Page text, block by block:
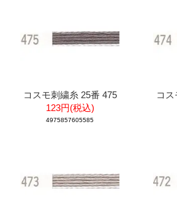
コスモ刺繍糸 25番 475
123円(税込)
4975857605585
コ